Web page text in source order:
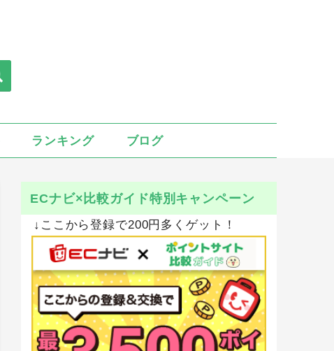
ランキング ブログ
ECナビ×比較ガイド特別キャンペーン
↓ここから登録で200円多くゲット！